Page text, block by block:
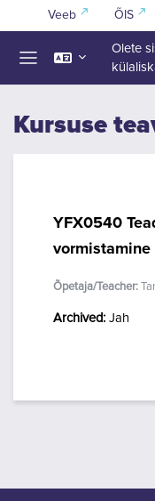
Jäta vahele peasisuni
Veeb ÕIS
Olete
Kursuse
YFX0540
Õpetaja/Teacher:
Archived: Jah